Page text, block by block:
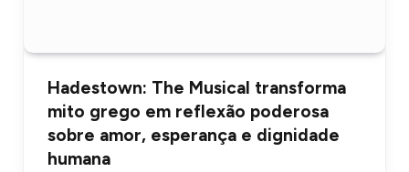
Hadestown: The Musical transforma
mito grego em reflexão poderosa
sobre amor, esperança e dignidade
humana